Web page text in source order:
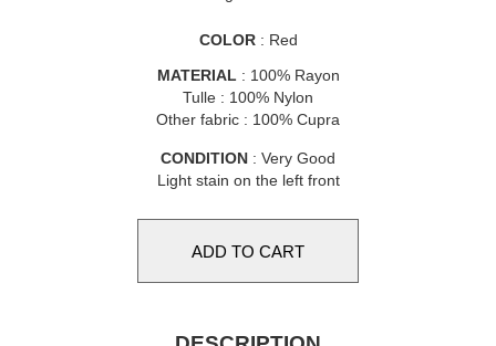
COLOR: Red
MATERIAL : 100% Rayon
Tulle : 100% Nylon
Other fabric : 100% Cupra
CONDITION : Very Good
Light stain on the left front